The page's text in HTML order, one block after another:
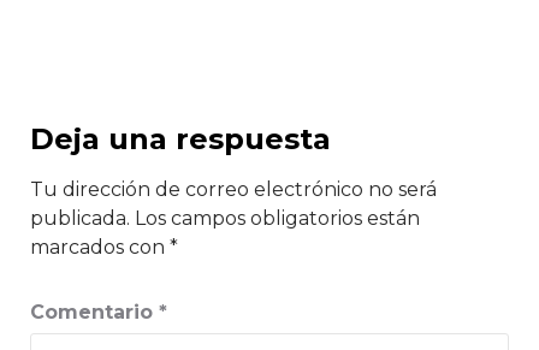
Deja una respuesta
Tu dirección de correo electrónico no será
publicada. Los campos obligatorios están
marcados con *
Comentario *